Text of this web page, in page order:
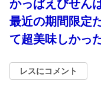
かっぱえびせん
最近の期間限定
て超美味しかっ
レスにコメント